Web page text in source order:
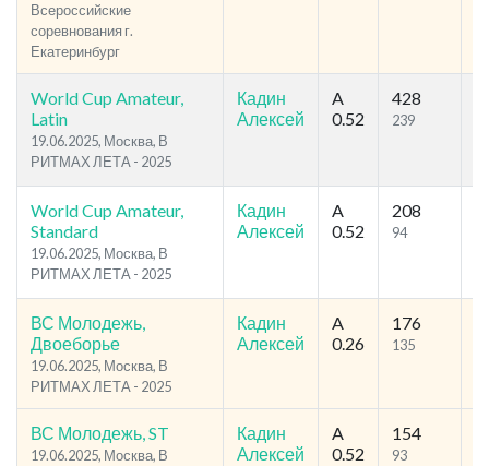
Всероссийские
соревнования г.
Екатеринбург
World Cup Amateur,
Latin
19.06.2025, Москва, В
РИТМАХ ЛЕТА - 2025
Кадин
Алексей
A
0.52
428
239
World Cup Amateur,
Standard
19.06.2025, Москва, В
РИТМАХ ЛЕТА - 2025
Кадин
Алексей
A
0.52
208
94
ВС Молодежь,
Двоеборье
19.06.2025, Москва, В
РИТМАХ ЛЕТА - 2025
Кадин
Алексей
A
0.26
176
135
ВС Молодежь, ST
19.06.2025, Москва, В
Кадин
Алексей
A
0.52
154
93